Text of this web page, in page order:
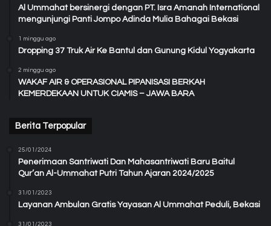
Al Ummahat bersinergi dengan PT. Isra Amanah International
mengunjungi Panti Jompo Adinda Mulia Bahagai Bekasi
1 minggu ago
Dropping 37 Truk Air Ke Bantul dan Gunung Kidul Yogyakarta
2 minggu ago
WAKAF AIR & OPERASIONAL PIPANISASI BERKAH
KEMERDEKAAN UNTUK CIAMIS – JAWA BARA
Berita Terpopular
25/01/2024
Penerimaan Santriwati Dan Mahasantriwati Baru Baitul
Qur’an Al-Ummahat Putri Tahun Ajaran 2024/2025
31/01/2023
Layanan Ambulan Gratis Yayasan Al Ummahat Peduli, Bekasi
31/01/2023